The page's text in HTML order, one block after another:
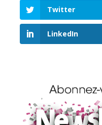
Twitter
LinkedIn